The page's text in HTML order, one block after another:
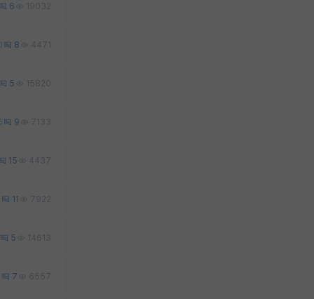
6 19032
8 4471
5 15820
9 7133
15 4437
11 7922
5 14613
7 6557